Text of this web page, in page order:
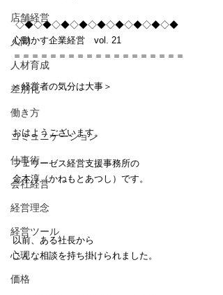
店舗経営
人間
人材育成
差別化
働き方
コミュニケーション
仕事術
会社経営
経営理念
経営ツール
心理
価格
◇◆◇◆◇◆◇◆◇◆◇◆◇◆◇◆◇◆
心動かす企業経営　vol. 21
＝＝＝＝＝＝＝＝＝＝＝＝＝＝＝＝＝＝＝
＜経営者の気分は大事＞
おはようございます。
フェリーゼス経営支援事務所の
金本淳（かねもとあつし）です。
以前、ある社長から
こんな相談を持ち掛けられました。